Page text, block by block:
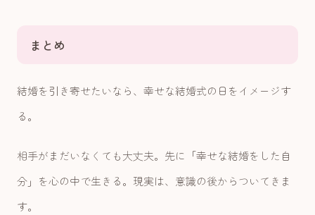
まとめ
結婚を引き寄せたいなら、幸せな結婚式の日をイメージす
る。
相手がまだいなくても大丈夫。先に「幸せな結婚をした自
分」を心の中で生きる。現実は、意識の後からついてきま
す。